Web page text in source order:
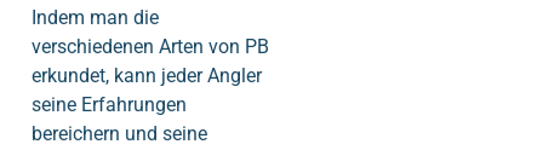
Indem man die
verschiedenen Arten von PB
erkundet, kann jeder Angler
seine Erfahrungen
bereichern und seine